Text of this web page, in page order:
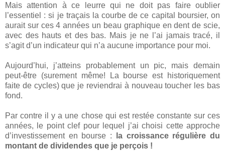
Mais attention à ce leurre qui ne doit pas faire oublier
l’essentiel : si je traçais la courbe de ce capital boursier, on
aurait sur ces 4 années un beau graphique en dent de scie,
avec des hauts et des bas. Mais je ne l’ai jamais tracé, il
s’agit d’un indicateur qui n’a aucune importance pour moi.
Aujourd’hui, j’atteins probablement un pic, mais demain
peut-être (surement même! La bourse est historiquement
faite de cycles) que je reviendrai à nouveau toucher les bas
fond.
Par contre il y a une chose qui est restée constante sur ces
années, le point clef pour lequel j’ai choisi cette approche
d’investissement en bourse :
la croissance régulière du
montant de dividendes que je perçois !